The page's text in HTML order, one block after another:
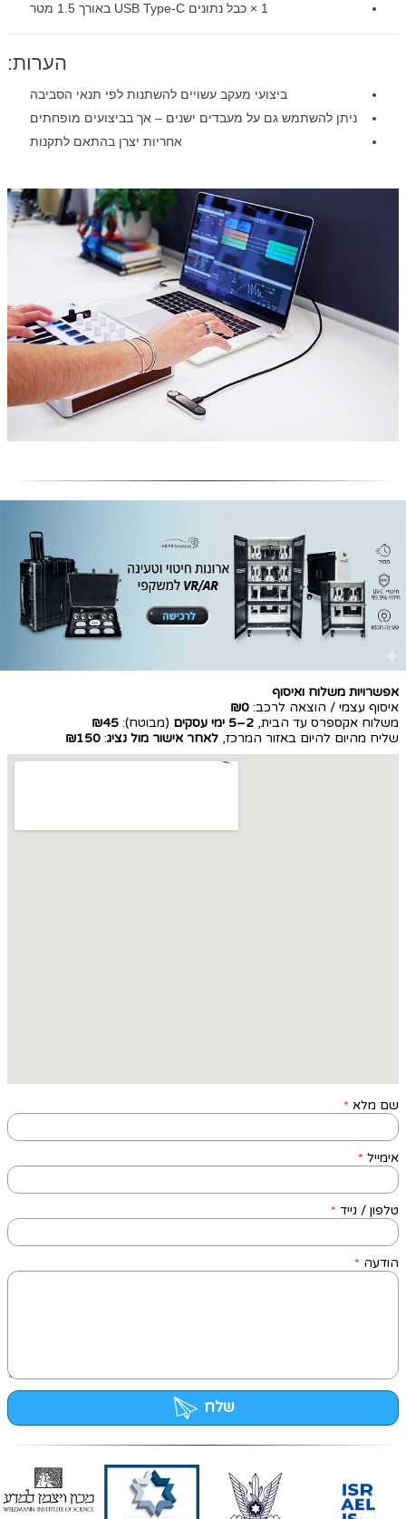
1 × כבל נתונים USB Type-C באורך 1.5 מטר
הערות:
ביצועי מעקב עשויים להשתנות לפי תנאי הסביבה
ניתן להשתמש גם על מעבדים ישנים – אך בביצועים מופחתים
אחריות יצרן בהתאם לתקנות
אפשרויות משלוח ואיסוף
איסוף עצמי / הוצאה לרכב: ₪0
משלוח אקספרס עד הבית, 2–5 ימי עסקים (מבוטח): ₪45
שליח מהיום להיום באזור המרכז, לאחר אישור מול נציג:
₪150
שם מלא *
אימייל *
טלפון / נייד *
הודעה *
שלח